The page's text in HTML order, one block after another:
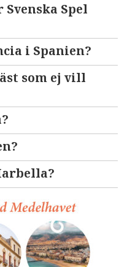
Spel
i Spanien?
som ej vill